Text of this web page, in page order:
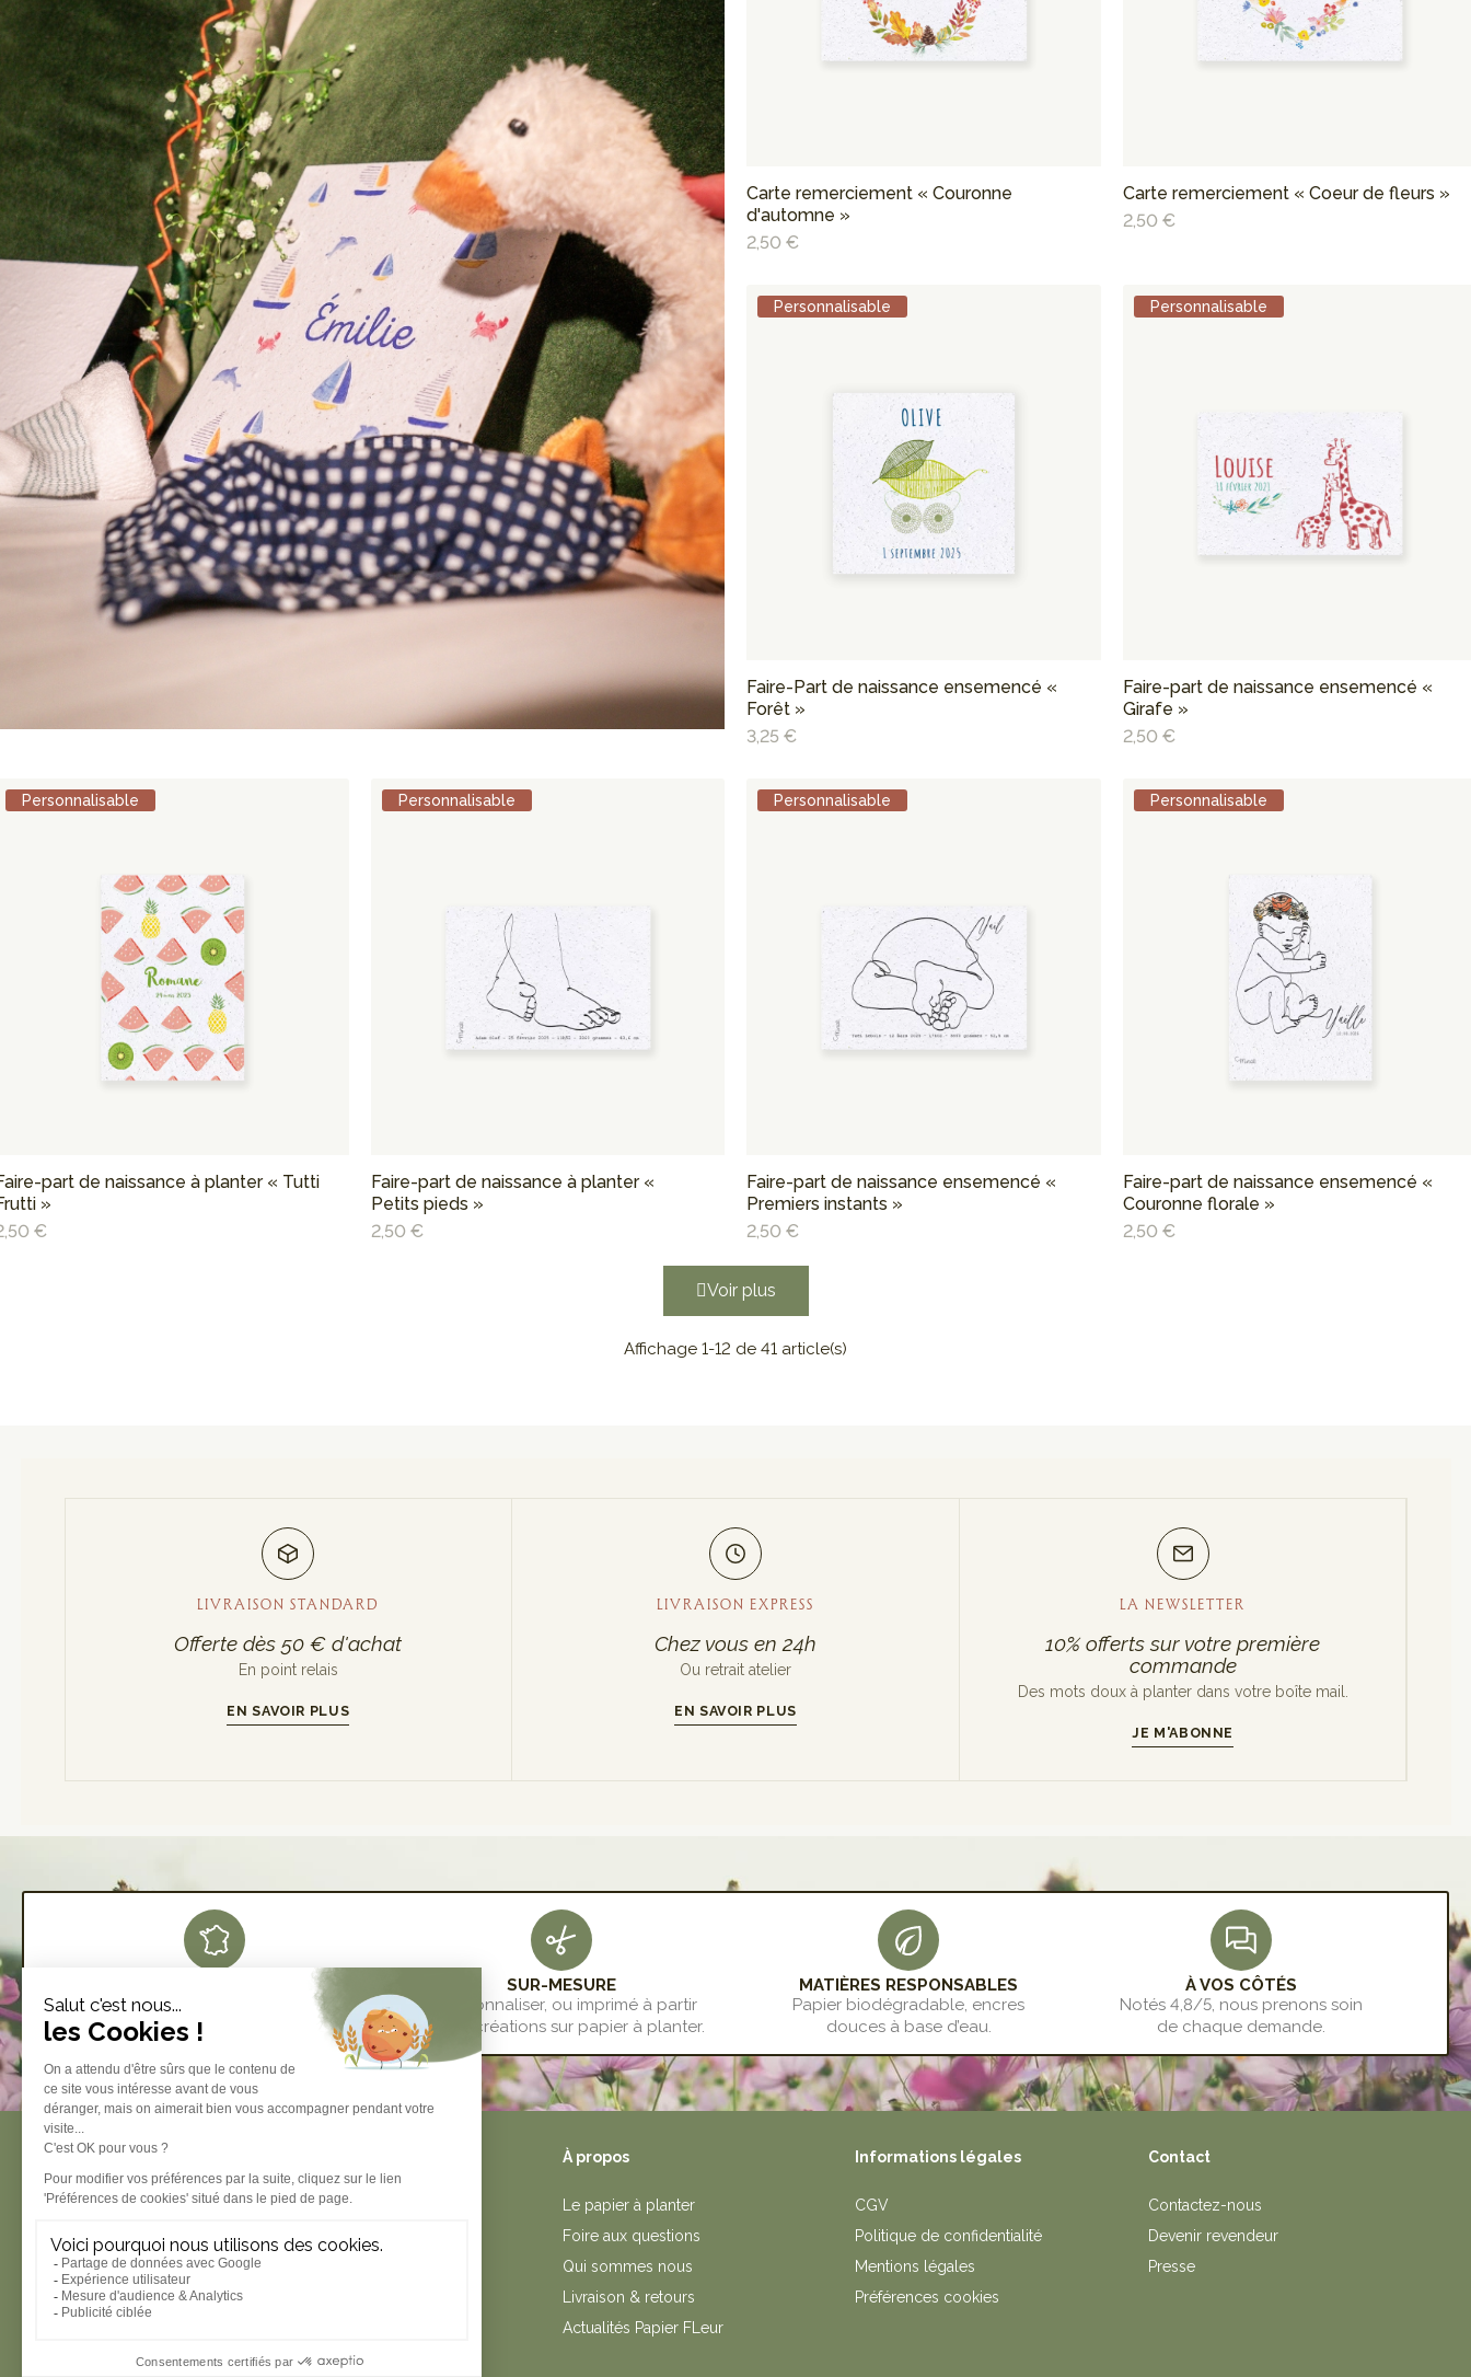
Carte remerciement « Couronne
d'automne »
2,50 €
Carte remerciement « Coeur de fleurs »
2,50 €
Personnalisable
Faire-Part de naissance ensemencé «
Forêt »
3,25 €
Personnalisable
Faire-part de naissance ensemencé «
Girafe »
2,50 €
Personnalisable
part de naissance à planter « Tutti
»
€
Personnalisable
Faire-part de naissance à planter «
Petits pieds »
2,50 €
Personnalisable
Faire-part de naissance ensemencé «
Premiers instants »
2,50 €
Personnalisable
Faire-part de naissance ensemencé «
Couronne florale »
2,50 €
Voir plus
Affichage 1-12 de 41 article(s)
LIVRAISON STANDARD
Offerte dès 50 € d'achat
En point relais
EN SAVOIR PLUS
LIVRAISON EXPRESS
Chez vous en 24h
Ou retrait atelier
EN SAVOIR PLUS
LA NEWSLETTER
10% offerts sur votre première
commande
Des mots doux à planter dans votre boîte mail.
JE M'ABONNE
S'INSCRIRE
Créé et imprimé avec soin dans notre
atelier parisien
SUR-MESURE
À personnaliser, ou imprimé à partir
de vos créations sur papier à planter.
MATIÈRES RESPONSABLES
Papier biodégradable, encres
douces à base d’eau.
À VOS CÔTÉS
Notés 4,8/5, nous prenons soin
de chaque demande.
Impression personnalisée
Mariage
Idées cadeaux
À propos
Le papier à planter
Foire aux questions
Qui sommes nous
Livraison & retours
Actualités Papier FLeur
Informations légales
CGV
Politique de confidentialité
Mentions légales
Préférences cookies
Contact
Contactez-nous
Devenir revendeur
Presse